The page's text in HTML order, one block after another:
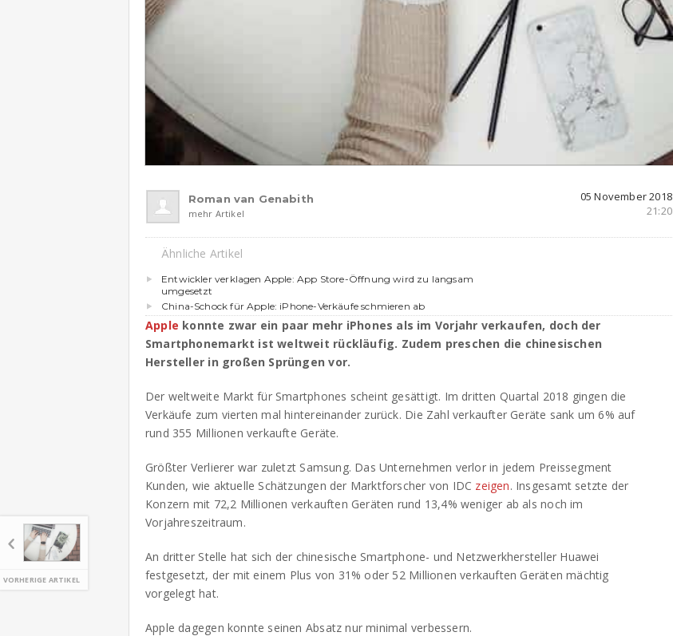
VORHERIGE ARTIKEL
Roman van Genabith
mehr Artikel
05 November 2018
21:20
Ähnliche Artikel
Entwickler verklagen Apple: App Store-Öffnung wird zu langsam
umgesetzt
China-Schock für Apple: iPhone-Verkäufe schmieren ab
Apple konnte zwar ein paar mehr iPhones als im Vorjahr verkaufen, doch der
Smartphonemarkt ist weltweit rückläufig. Zudem preschen die chinesischen
Hersteller in großen Sprüngen vor.
Der weltweite Markt für Smartphones scheint gesättigt. Im dritten Quartal 2018 gingen die
Verkäufe zum vierten mal hintereinander zurück. Die Zahl verkaufter Geräte sank um 6% auf
rund 355 Millionen verkaufte Geräte.
Größter Verlierer war zuletzt Samsung. Das Unternehmen verlor in jedem Preissegment
Kunden, wie aktuelle Schätzungen der Marktforscher von IDC zeigen. Insgesamt setzte der
Konzern mit 72,2 Millionen verkauften Geräten rund 13,4% weniger ab als noch im
Vorjahreszeitraum.
An dritter Stelle hat sich der chinesische Smartphone- und Netzwerkhersteller Huawei
festgesetzt, der mit einem Plus von 31% oder 52 Millionen verkauften Geräten mächtig
vorgelegt hat.
Apple dagegen konnte seinen Absatz nur minimal verbessern.